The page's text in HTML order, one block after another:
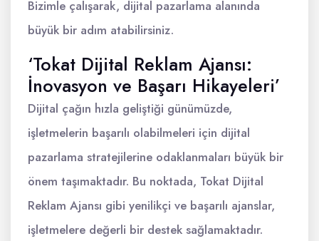
Bizimle çalışarak, dijital pazarlama alanında
büyük bir adım atabilirsiniz.
‘Tokat Dijital Reklam Ajansı:
İnovasyon ve Başarı Hikayeleri’
Dijital çağın hızla geliştiği günümüzde,
işletmelerin başarılı olabilmeleri için dijital
pazarlama stratejilerine odaklanmaları büyük bir
önem taşımaktadır. Bu noktada, Tokat Dijital
Reklam Ajansı gibi yenilikçi ve başarılı ajanslar,
işletmelere değerli bir destek sağlamaktadır.